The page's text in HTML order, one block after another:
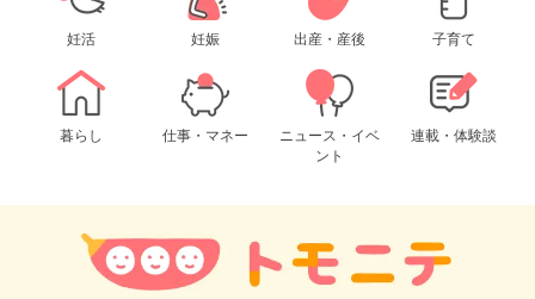
妊活 妊娠 出産・産後 子育て
暮らし 仕事・マネー
ニュース・イベ
ント
連載・体験談